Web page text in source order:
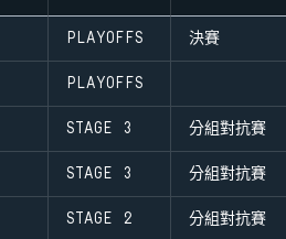
PLAYOFFS 決賽
PLAYOFFS
STAGE 3 分組對抗賽
STAGE 3 分組對抗賽
STAGE 2 分組對抗賽